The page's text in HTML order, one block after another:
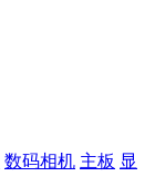
数码相机 主板 显